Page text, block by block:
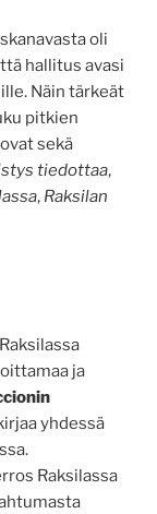
oli
hallitus avasi
Näin tärkeät
pitkien
sekä
tiedottaa,
, Raksilan
ja
yhdessä
Raksilassa